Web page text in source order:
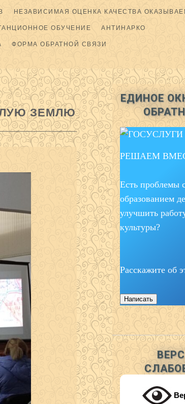
НЕЗАВИСИМАЯ ОЦЕНКА КАЧЕСТВА
ОБУЧЕНИЕ АНТИНАРКО
ФОРМА ОБРАТНОЙ СВЯЗИ
ЗЕМЛЮ
ЕДИНОЕ
РЕШАЕМ
Есть проблемы
образованием
улучшить
культуры?
Расскажите об
Написать